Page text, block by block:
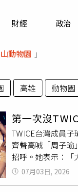
財經 政治
動物園 」
高雄 動物園
第一次沒
TWICE台灣成員
齊聲高喊「周子瑜
招呼。她表示：「
心、興奮。」這次
看看。她也提到
07月03日, 2026